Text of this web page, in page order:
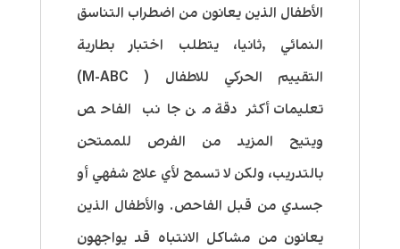
الأطفال الذين يعانون من اضطراب التناسق
النمائي ,ثانيا، يتطلب اختبار بطارية
التقييم الحركي للاطفال ( M-ABC)
تعليمات أكثر دقة من جانب الفاحص
ويتيح المزيد من الفرص للممتحن
بالتدريب، ولكن لا تسمح لأي علاج شفهي أو
جسدي من قبل الفاحص. والأطفال الذين
يعانون من مشاكل الانتباه قد يواجهون